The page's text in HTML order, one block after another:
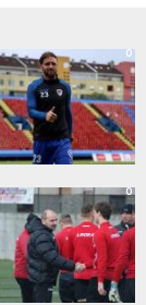
0
0